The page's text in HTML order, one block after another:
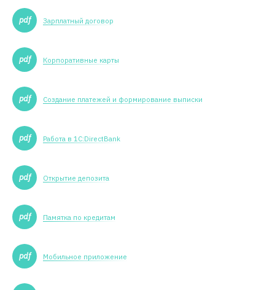
Зарплатный договор
Корпоративные карты
Создание платежей и формирование выписки
Работа в 1С:DirectBank
Открытие депозита
Памятка по кредитам
Мобильное приложение